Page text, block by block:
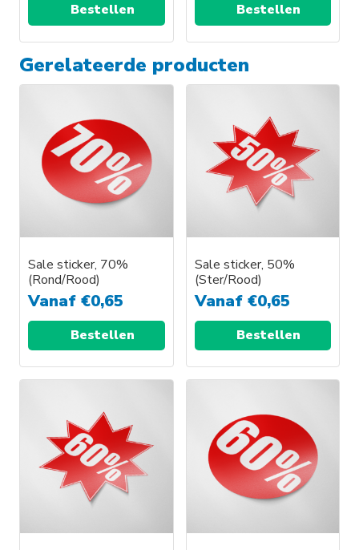
Bestellen Bestellen
Gerelateerde producten
Sale sticker, 70%
(Rond/Rood)
Vanaf €0,65
Bestellen
Sale sticker, 50%
(Ster/Rood)
Vanaf €0,65
Bestellen